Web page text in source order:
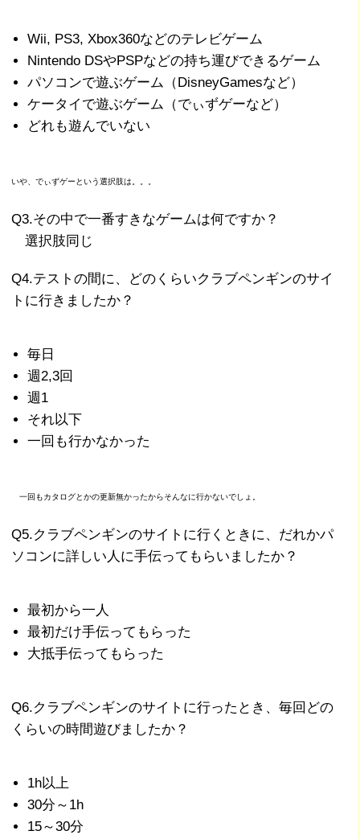
Wii, PS3, Xbox360などのテレビゲーム
Nintendo DSやPSPなどの持ち運びできるゲーム
パソコンで遊ぶゲーム（DisneyGamesなど）
ケータイで遊ぶゲーム（でぃずゲーなど）
どれも遊んでいない
いや、でぃずゲーという選択肢は。。。
Q3.その中で一番すきなゲームは何ですか？
選択肢同じ
Q4.テストの間に、どのくらいクラブペンギンのサイ
トに行きましたか？
毎日
週2,3回
週1
それ以下
一回も行かなかった
一回もカタログとかの更新無かったからそんなに行かないでしょ。
Q5.クラブペンギンのサイトに行くときに、だれかパ
ソコンに詳しい人に手伝ってもらいましたか？
最初から一人
最初だけ手伝ってもらった
大抵手伝ってもらった
Q6.クラブペンギンのサイトに行ったとき、毎回どの
くらいの時間遊びましたか？
1h以上
30分～1h
15～30分